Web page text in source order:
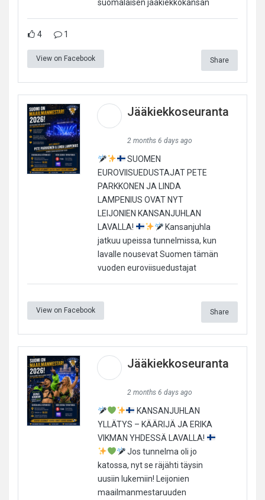
suomalaisen jääkiekkokansan
4 1
View on Facebook Share
Jääkiekkoseuranta
2 months 6 days ago
SUOMEN
EUROVIISUEDUSTAJAT PETE
PARKKONEN JA LINDA
LAMPENIUS OVAT NYT
LEIJONIEN KANSANJUHLAN
LAVALLA!
Kansanjuhla
jatkuu upeissa tunnelmissa, kun
lavalle nousevat Suomen tämän
vuoden euroviisuedustajat
View on Facebook Share
Jääkiekkoseuranta
2 months 6 days ago
KANSANJUHLAN
YLLÄTYS – KÄÄRIJÄ JA ERIKA
VIKMAN YHDESSÄ LAVALLA!
Jos tunnelma oli jo
katossa, nyt se räjähti täysin
uusiin lukemiin! Leijonien
maailmanmestaruuden